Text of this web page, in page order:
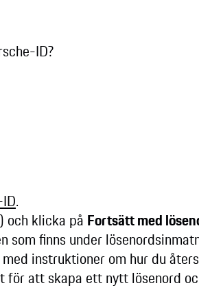
ID?
.
och klicka på Fortsätt med
som finns under
instruktioner om hur du
för att skapa ett nytt lösenord